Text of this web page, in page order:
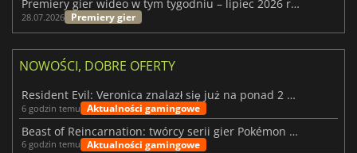
Premiery gier wideo w tym tygodniu – lipiec 2026 r. (tydzień 31)
28.07.2026 Premiery gier
NOWOŚCI, DOBRE OFERTY
Resident Evil: Veronica znalazł się już na ponad 2 milionach list życzeń
6 godzin temu Aktualności gamingowe
Beast of Reincarnation: twórcy serii gier Pokémon wkraczają na nową ścieżkę
6 godzin temu Aktualności gamingowe